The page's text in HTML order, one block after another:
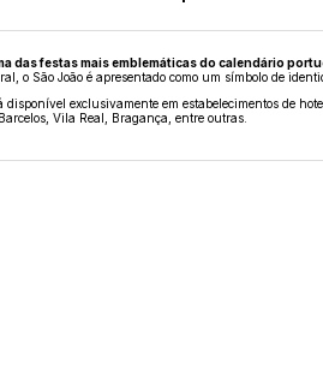
das festas mais emblemáticas do calendário
o São João é apresentado como um símbolo de
disponível exclusivamente em estabelecimentos de
Vila Real, Bragança, entre outras.